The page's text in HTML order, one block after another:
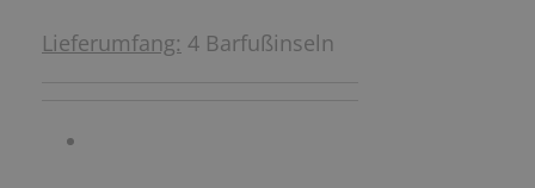
Lieferumfang: 4 Barfußinseln